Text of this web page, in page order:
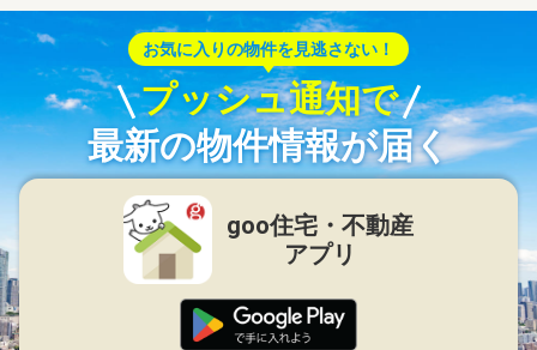
お気に入りの物件を見逃さない！
プッシュ通知で
最新の物件情報が届く
goo住宅・不動産
アプリ